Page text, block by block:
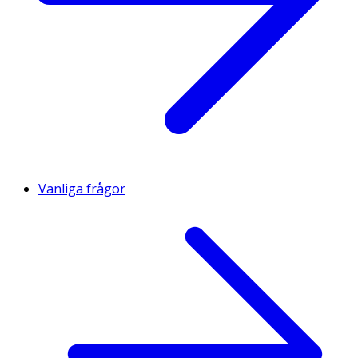
Havsvatten: 31,82 ml. Renat vatten qsp 100 ml. Aseptiskt
förpackad. Inert drivmedelsgas: kvävgas. Lösningen är
Det här är en CE-märkt medicinteknisk produkt.
Vanliga frågor